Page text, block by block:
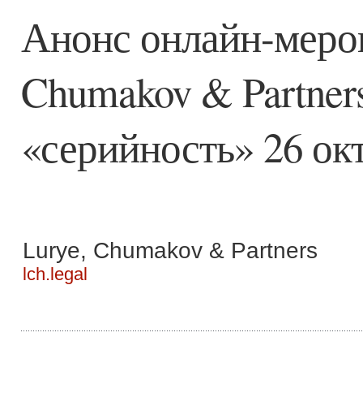
Анонс онлайн-
Chumakov &
«серийность» 26
Lurye, Chumakov & Partners
lch.legal